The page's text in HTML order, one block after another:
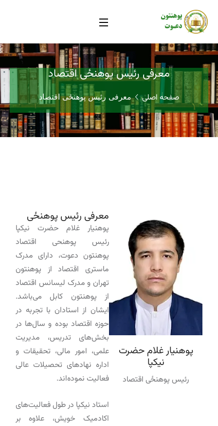
معرفی رئیس پوهنځی اقتصاد
صفحه اصلی معرفی رئیس پوهنځی اقتصاد
پوهنیار غلام حضرت
نیکپا
رئیس پوهنځی اقتصاد
معرفی رئیس پوهنځی
پوهنیار غلام حضرت نیکپا
رئیس پوهنحی اقتصاد
پوهنتون دعوت، دارای مدرک
ماستری اقتصاد از پوهنتون
تهران و مدرک لیسانس اقتصاد
از پوهنتون کابل می‌باشد.
ایشان از استادان با تجربه در
حوزه اقتصاد بوده و سال‌ها در
بخش‌های تدریس، مدیریت
علمی، امور مالی، تحقیقات و
اداره نهادهای تحصیلات عالی
فعالیت نموده‌اند.
استاد نیکپا در طول فعالیت‌های
اکادمیک خویش، علاوه بر